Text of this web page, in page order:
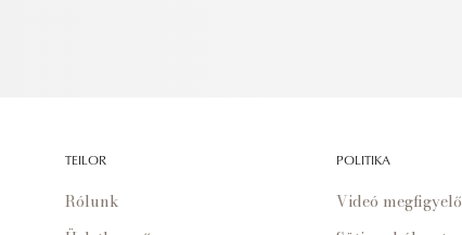
TEILOR
Rólunk
POLITIKA
Videó megfigyelő